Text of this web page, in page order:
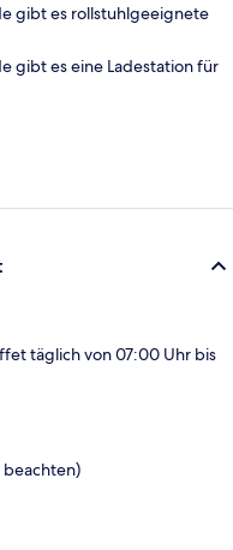
gibt es rollstuhlgeeignete
gibt es eine Ladestation für
täglich von 07:00 Uhr bis